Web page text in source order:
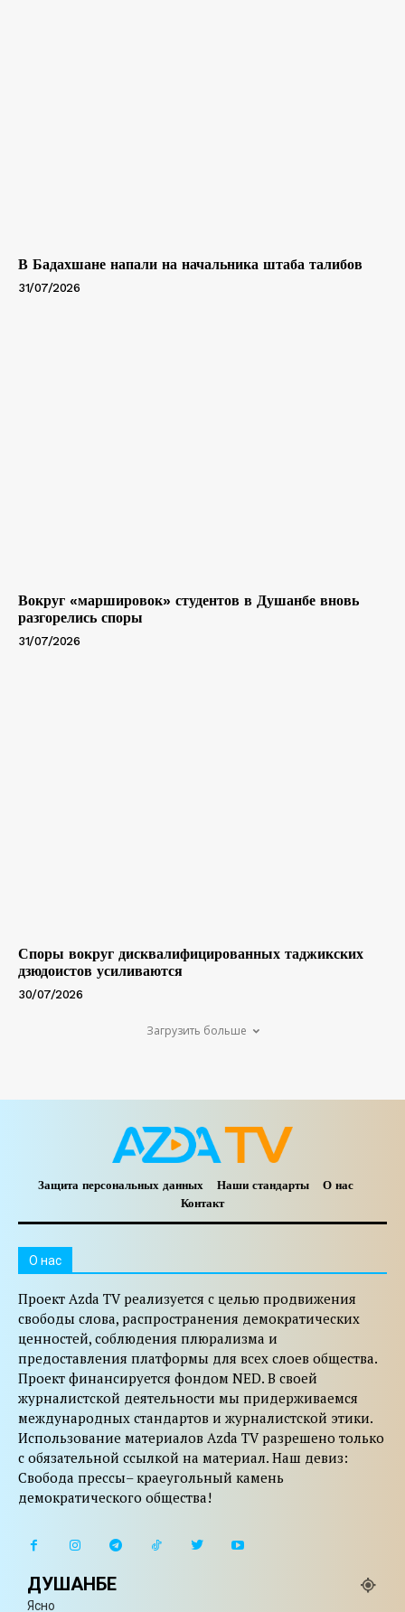
В Бадахшане напали на начальника штаба талибов
31/07/2026
Вокруг «маршировок» студентов в Душанбе вновь
разгорелись споры
31/07/2026
Споры вокруг дисквалифицированных таджикских
дзюдоистов усиливаются
30/07/2026
Загрузить больше
Защита персональных данных Наши стандарты
О нас
Контакт
O нас
Проект Azda TV реализуется с целью продвижения
свободы слова, распространения демократических
ценностей, соблюдения плюрализма и
предоставления платформы для всех слоев общества.
Проект финансируется фондом NED. В своей
журналистской деятельности мы придерживаемся
международных стандартов и журналистской этики.
Использование материалов Azda TV разрешено только
с обязательной ссылкой на материал. Наш девиз:
Свобода прессы– краеугольный камень
демократического общества!
ДУШАНБЕ
Ясно